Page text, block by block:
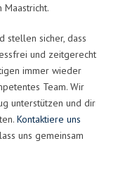
stellen sicher, dass
und zeitgerecht
immer wieder
Team. Wir
unterstützen und dir
Kontaktiere uns
uns gemeinsam